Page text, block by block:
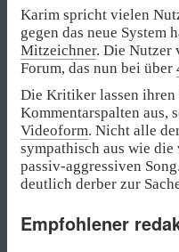
Karim spricht vielen
gegen das neue System
Mitzeichner. Die Nutzer
Forum, das nun bei über
Die Kritiker lassen
Kommentarspalten aus,
Videoform. Nicht alle
sympathisch aus wie die
passiv-aggressiven
deutlich derber zur
Empfohlener